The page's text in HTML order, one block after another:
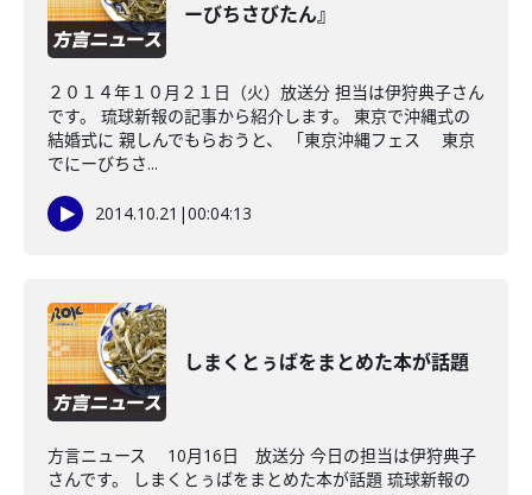
ーびちさびたん』
２０１４年１０月２１日（火）放送分 担当は伊狩典子さん
です。 琉球新報の記事から紹介します。 東京で沖縄式の
結婚式に 親しんでもらおうと、 「東京沖縄フェス 東京
でにーびちさ...
2014.10.21 |00:04:13
しまくとぅばをまとめた本が話題
方言ニュース 10月16日 放送分 今日の担当は伊狩典子
さんです。 しまくとぅばをまとめた本が話題 琉球新報の